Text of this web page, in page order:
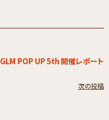
GLM POP UP 5th 開催レポート
次の投稿